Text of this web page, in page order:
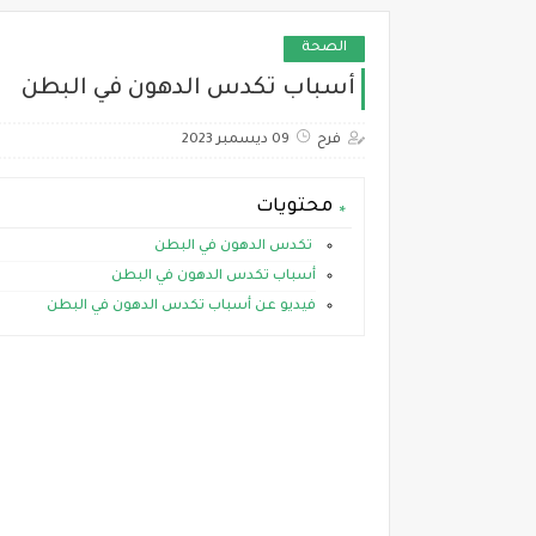
الصحة
أسباب تكدس الدهون في البطن
فرح 09 ديسمبر 2023
محتويات
تكدس الدهون في البطن
أسباب تكدس الدهون في البطن
فيديو عن أسباب تكدس الدهون في البطن